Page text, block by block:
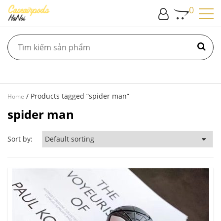
0
Home / Products tagged “spider man”
spider man
Sort by: